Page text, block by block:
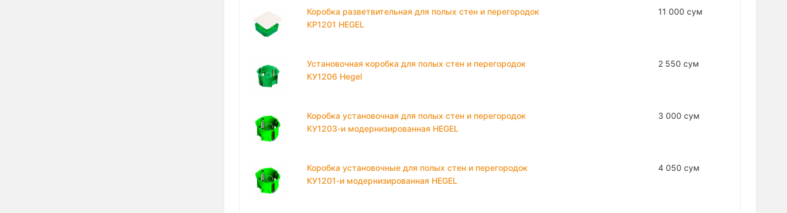
Коробка разветвительная для полых стен и перегородок
КР1201 HEGEL
11 000 сум
Установочная коробка для полых стен и перегородок
КУ1206 Hegel
2 550 сум
Коробка установочная для полых стен и перегородок
КУ1203-и модернизированная HEGEL
3 000 сум
Коробка установочные для полых стен и перегородок
КУ1201-и модернизированная HEGEL
4 050 сум